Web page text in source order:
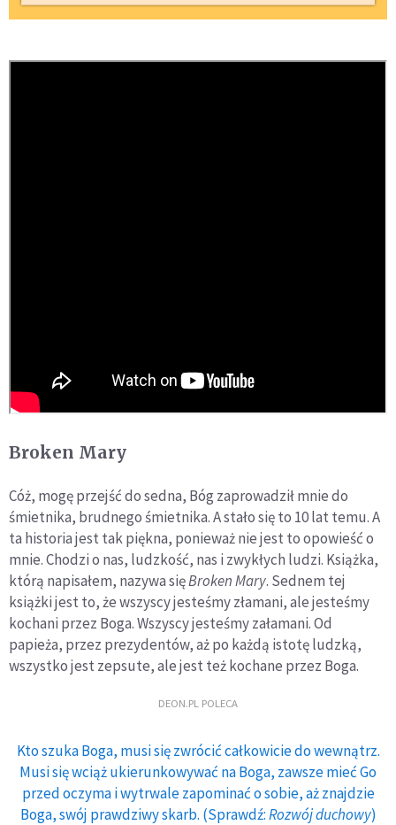
Broken Mary
Cóż, mogę przejść do sedna, Bóg zaprowadził mnie do
śmietnika, brudnego śmietnika. A stało się to 10 lat temu. A
ta historia jest tak piękna, ponieważ nie jest to opowieść o
mnie. Chodzi o nas, ludzkość, nas i zwykłych ludzi. Książka,
którą napisałem, nazywa sięBroken Mary. Sednem tej
książki jest to, że wszyscy jesteśmy złamani, ale jesteśmy
kochani przez Boga. Wszyscy jesteśmy załamani. Od
papieża, przez prezydentów, aż po każdą istotę ludzką,
wszystko jest zepsute, ale jest też kochane przez Boga.
DEON.PL POLECA
Kto szuka Boga, musi się zwrócić całkowicie do wewnątrz.
Musi się wciąż ukierunkowywać na Boga, zawsze mieć Go
przed oczyma i wytrwale zapominać o sobie, aż znajdzie
Boga, swój prawdziwy skarb. (Sprawdź:Rozwój duchowy)